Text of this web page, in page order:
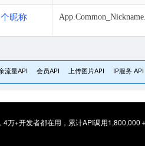
昵称
流量API 会员API 上传图片API IP服务 API
4万+开发者都在用，累计API调用1,800,000